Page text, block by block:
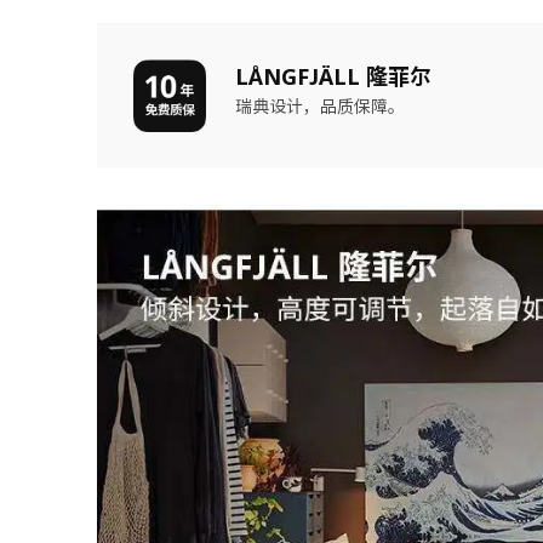
LÅNGFJÄLL 隆菲尔
瑞典设计，品质保障。